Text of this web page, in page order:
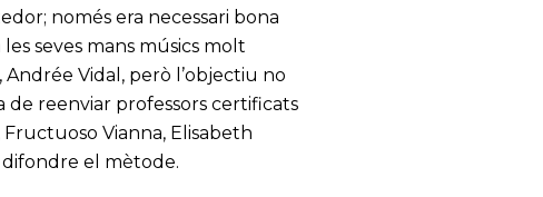
només era necessari bona
seves mans músics molt
Vidal, però l’objectiu no
de reenviar professors certificats
Vianna, Elisabeth
difondre el mètode.